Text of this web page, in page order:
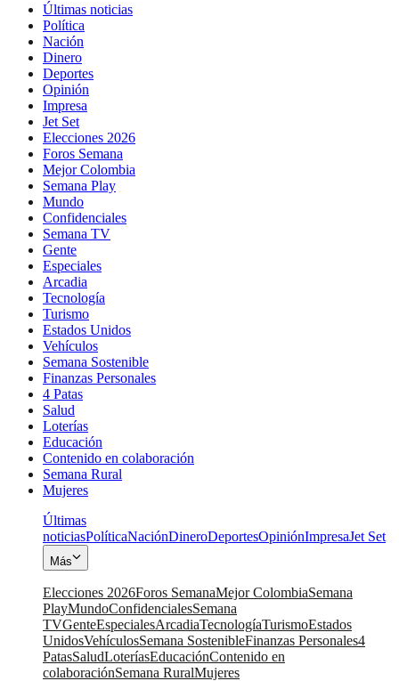
Últimas noticias
Política
Nación
Dinero
Deportes
Opinión
Impresa
Jet Set
Elecciones 2026
Foros Semana
Mejor Colombia
Semana Play
Mundo
Confidenciales
Semana TV
Gente
Especiales
Arcadia
Tecnología
Turismo
Estados Unidos
Vehículos
Semana Sostenible
Finanzas Personales
4 Patas
Salud
Loterías
Educación
Contenido en colaboración
Semana Rural
Mujeres
Últimas
noticiasPolíticaNaciónDineroDeportesOpiniónImpresaJet Set
Más
Elecciones 2026Foros SemanaMejor ColombiaSemana
PlayMundoConfidencialesSemana
TVGenteEspecialesArcadiaTecnologíaTurismoEstados
UnidosVehículosSemana SostenibleFinanzas Personales4
PatasSaludLoteríasEducaciónContenido en
colaboraciónSemana RuralMujeres